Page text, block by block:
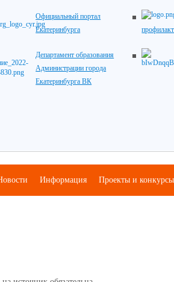
Официальный портал
Екатеринбурга
Департамент образования
Администрации города
Екатеринбурга ВК
Информация Проекты и конкурсы